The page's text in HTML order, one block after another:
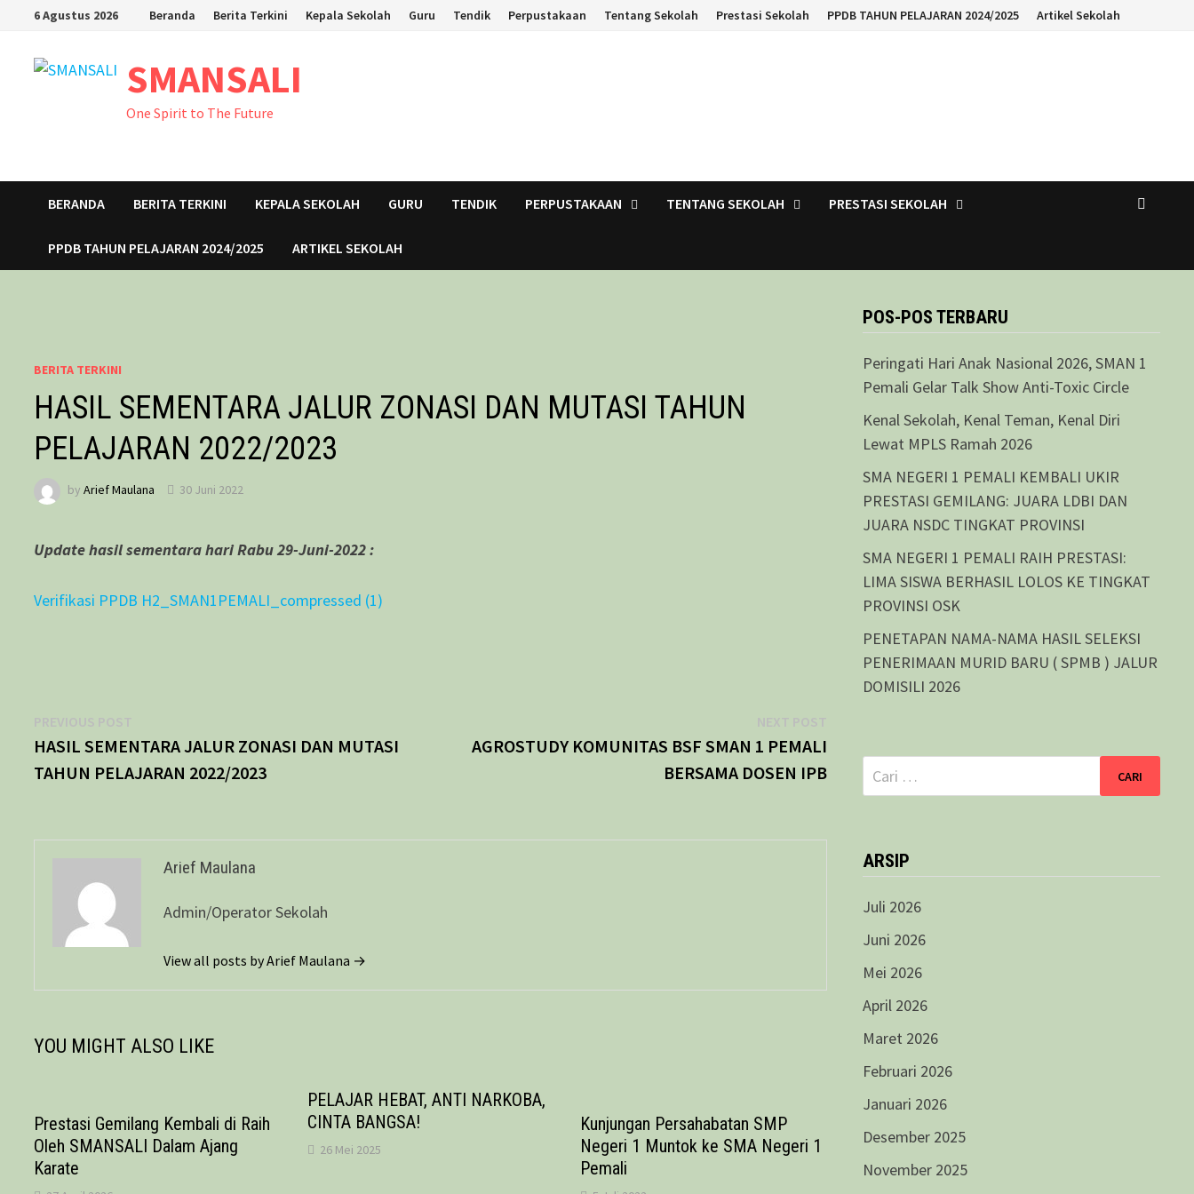
content
6 Agustus 2026 Beranda Berita Terkini Kepala Sekolah Guru Tendik Perpustakaan Tentang Sekolah Prestasi Sekolah PPDB TAHUN PELAJARAN 2024/2025 Artikel Sekolah
SMANSALI
One Spirit to The Future
BERANDA BERITA TERKINI KEPALA SEKOLAH GURU TENDIK PERPUSTAKAAN TENTANG SEKOLAH PRESTASI SEKOLAH
PPDB TAHUN PELAJARAN 2024/2025 ARTIKEL SEKOLAH
BERITA TERKINI
HASIL SEMENTARA JALUR ZONASI DAN MUTASI TAHUN
PELAJARAN 2022/2023
byArief Maulana 30 Juni 2022
Update hasil sementara hari Rabu 29-Juni-2022 :
Verifikasi PPDB H2_SMAN1PEMALI_compressed (1)
Navigasi
pos
PREVIOUS POST
post:
HASIL SEMENTARA JALUR ZONASI DAN MUTASI
TAHUN PELAJARAN 2022/2023
NEXT POSTNext
post:
AGROSTUDY KOMUNITAS BSF SMAN 1 PEMALI
BERSAMA DOSEN IPB
Arief Maulana
Admin/Operator Sekolah
View all posts by Arief Maulana →
YOU MIGHT ALSO LIKE
Prestasi Gemilang Kembali di Raih
Oleh SMANSALI Dalam Ajang
Karate
PELAJAR HEBAT, ANTI NARKOBA,
CINTA BANGSA!
26 Mei 2025
Kunjungan Persahabatan SMP
Negeri 1 Muntok ke SMA Negeri 1
Pemali
POS-POS TERBARU
Peringati Hari Anak Nasional 2026, SMAN 1
Pemali Gelar Talk Show Anti-Toxic Circle
Kenal Sekolah, Kenal Teman, Kenal Diri
Lewat MPLS Ramah 2026
SMA NEGERI 1 PEMALI KEMBALI UKIR
PRESTASI GEMILANG: JUARA LDBI DAN
JUARA NSDC TINGKAT PROVINSI
SMA NEGERI 1 PEMALI RAIH PRESTASI:
LIMA SISWA BERHASIL LOLOS KE TINGKAT
PROVINSI OSK
PENETAPAN NAMA-NAMA HASIL SELEKSI
PENERIMAAN MURID BARU ( SPMB ) JALUR
DOMISILI 2026
Cari
untuk:
ARSIP
Juli 2026
Juni 2026
Mei 2026
April 2026
Maret 2026
Februari 2026
Januari 2026
Desember 2025
November 2025